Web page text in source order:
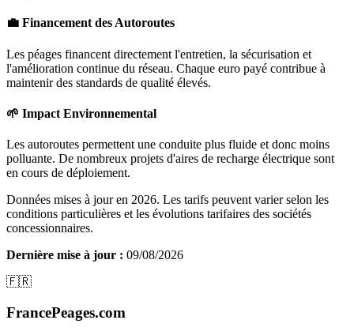
💼 Financement des Autoroutes
Les péages financent directement l'entretien, la sécurisation et
l'amélioration continue du réseau. Chaque euro payé contribue à
maintenir des standards de qualité élevés.
🌱 Impact Environnemental
Les autoroutes permettent une conduite plus fluide et donc moins
polluante. De nombreux projets d'aires de recharge électrique sont
en cours de déploiement.
Données mises à jour en 2026. Les tarifs peuvent varier selon les
conditions particulières et les évolutions tarifaires des sociétés
concessionnaires.
Dernière mise à jour : 09/08/2026
🇫🇷
FrancePeages.com